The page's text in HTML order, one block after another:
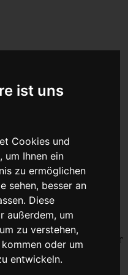
ist uns
Cookies und
um Ihnen ein
zu ermöglichen
sehen, besser an
Diese
außerdem, um
zu verstehen,
oder um
entwickeln.
Reparatur
Prüfungen
aller Art, unter
Airbag-
uvm.
viel Erfahrung und
Steuergeräten und
Reparaturen. So
Reparatur
Fahrzeugarten - sei
die Reparatur von